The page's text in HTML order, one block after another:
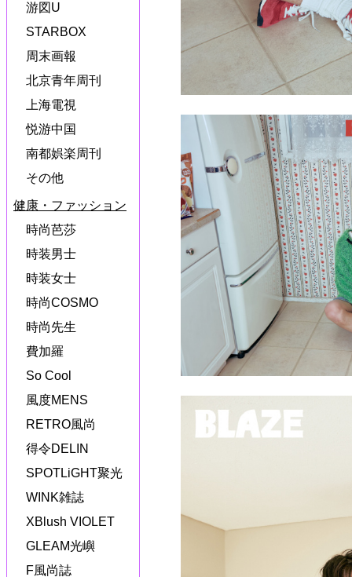
游図U
STARBOX
周末画報
北京青年周刊
上海電視
悦游中国
南都娯楽周刊
その他
健康・ファッション
時尚芭莎
時装男士
時装女士
時尚COSMO
時尚先生
費加羅
So Cool
風度MENS
RETRO風尚
得令DELIN
SPOTLiGHT聚光
WINK雑誌
XBlush VIOLET
GLEAM光嶼
F風尚誌